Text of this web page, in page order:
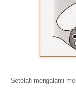
Setelah mengalami